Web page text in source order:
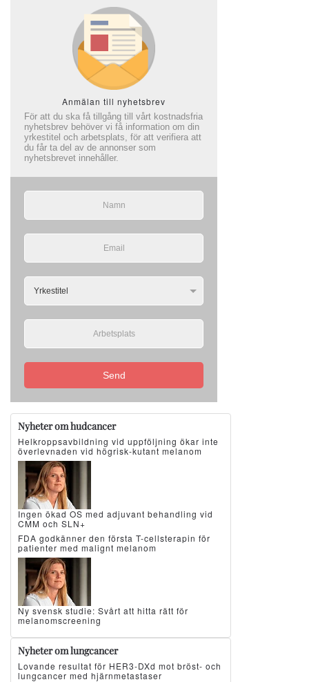
Anmälan till nyhetsbrev
För att du ska få tillgång till vårt kostnadsfria
nyhetsbrev behöver vi få information om din
yrkestitel och arbetsplats, för att verifiera att
du får ta del av de annonser som
nyhetsbrevet innehåller.
Send
Nyheter om hudcancer
Helkroppsavbildning vid uppföljning ökar inte
överlevnaden vid högrisk-kutant melanom
Ingen ökad OS med adjuvant behandling vid
CMM och SLN+
FDA godkänner den första T-cellsterapin för
patienter med malignt melanom
Ny svensk studie: Svårt att hitta rätt för
melanomscreening
Nyheter om lungcancer
Lovande resultat för HER3-DXd mot bröst- och
lungcancer med hjärnmetastaser